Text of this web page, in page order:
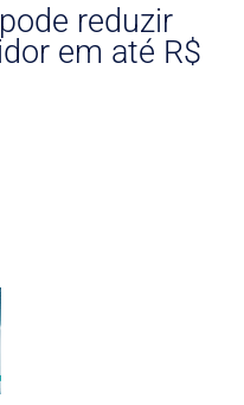
reduzir
em até R$